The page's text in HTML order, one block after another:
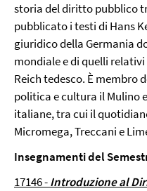
storia del diritto pubblico
pubblicato i testi di Hans
giuridico della Germania
mondiale e di quelli relativi
Reich tedesco. È membro
politica e cultura il Mulino
italiane, tra cui il
Micromega, Treccani e
Insegnamenti del
17146 -Introduzione al